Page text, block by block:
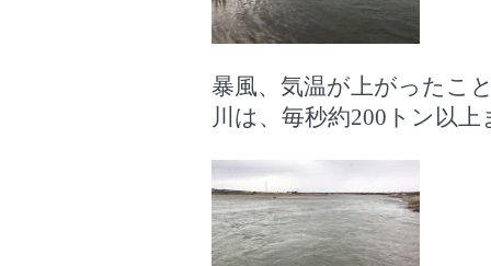
暴風、気温が上がったこ
川は、毎秒約200トン以